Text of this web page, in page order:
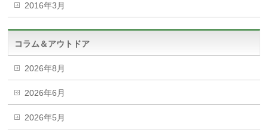
2016年3月
コラム＆アウトドア
2026年8月
2026年6月
2026年5月